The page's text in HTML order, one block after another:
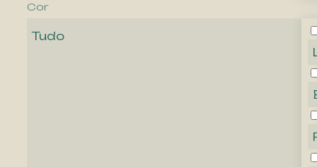
Cor
Tudo